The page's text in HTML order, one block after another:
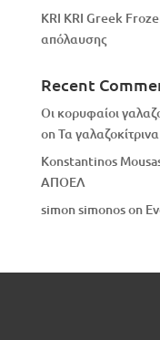
KRI KRI Greek
απόλαυσης
Recent
Οι κορυφαίοι
onΤα
Konstantinos
ΑΠΟΕΛ
simon simonoson